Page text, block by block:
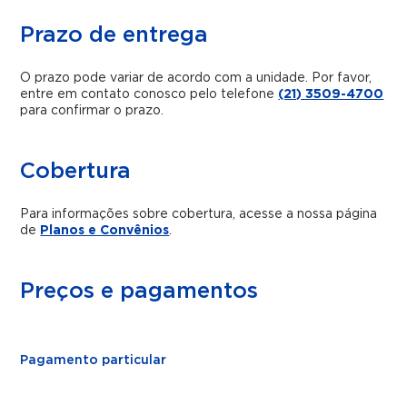
Prazo de entrega
O prazo pode variar de acordo com a unidade. Por favor,
entre em contato conosco pelo telefone (21) 3509-4700
para confirmar o prazo.
Cobertura
Para informações sobre cobertura, acesse a nossa página
de Planos e Convênios.
Preços e pagamentos
Pagamento particular